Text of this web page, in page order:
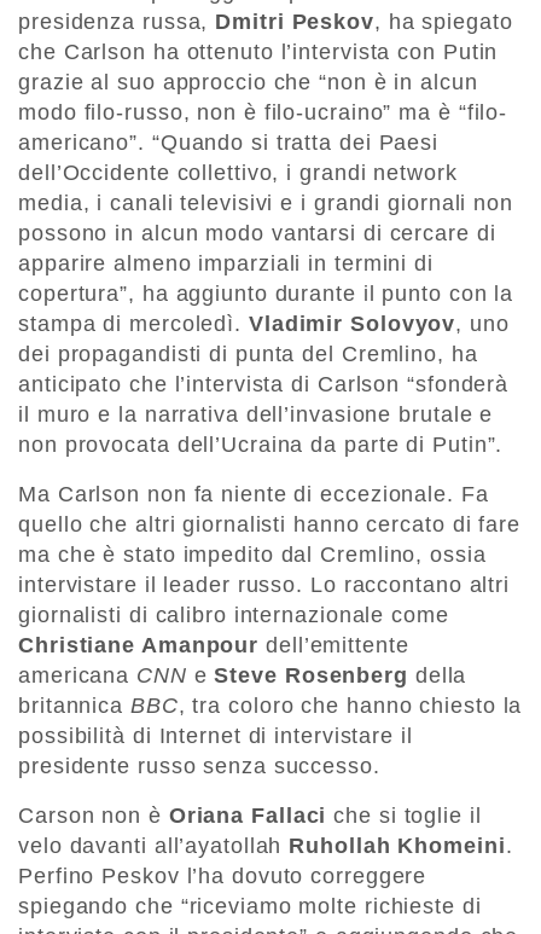
presidenza russa, Dmitri Peskov, ha spiegato
che Carlson ha ottenuto l’intervista con Putin
grazie al suo approccio che “non è in alcun
modo filo-russo, non è filo-ucraino” ma è “filo-
americano”. “Quando si tratta dei Paesi
dell’Occidente collettivo, i grandi network
media, i canali televisivi e i grandi giornali non
possono in alcun modo vantarsi di cercare di
apparire almeno imparziali in termini di
copertura”, ha aggiunto durante il punto con la
stampa di mercoledì. Vladimir Solovyov, uno
dei propagandisti di punta del Cremlino, ha
anticipato che l’intervista di Carlson “sfonderà
il muro e la narrativa dell’invasione brutale e
non provocata dell’Ucraina da parte di Putin”.
Ma Carlson non fa niente di eccezionale. Fa
quello che altri giornalisti hanno cercato di fare
ma che è stato impedito dal Cremlino, ossia
intervistare il leader russo. Lo raccontano altri
giornalisti di calibro internazionale come
Christiane Amanpour dell’emittente
americana CNN eSteve Rosenberg della
britannica BBC, tra coloro che hanno chiesto la
possibilità di Internet di intervistare il
presidente russo senza successo.
Carson non è Oriana Fallaci che si toglie il
velo davanti all’ayatollah Ruhollah Khomeini.
Perfino Peskov l’ha dovuto correggere
spiegando che “riceviamo molte richieste di